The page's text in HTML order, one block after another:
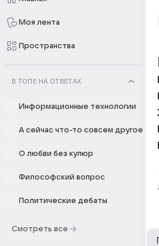
Моя лента
Пространства
В ТОПЕ НА ОТВЕТАХ
Информационные технологии
А сейчас что-то совсем другое
О любви без купюр
Философский вопрос
Политические дебаты
Смотреть все